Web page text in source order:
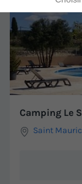
Camping Le
Saint